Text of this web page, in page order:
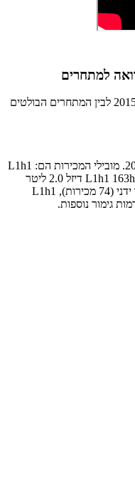
השוואת רמות הגימור של סיטרואן ג'אמפי 2015 לבין המתחרים הבולטים
650 רכבי סיטרואן ג'אמפי נמכרו בשנת 2015. מובילי המכירות הם: L1h1
128hp דיזל 2.0 ליטר ידני (314 מכירות), L1h1 163hp דיזל 2.0 ליטר
(171 מכירות), L2h1 128hp דיזל 2.0 ליטר ידני (74 מכירות), L1h1